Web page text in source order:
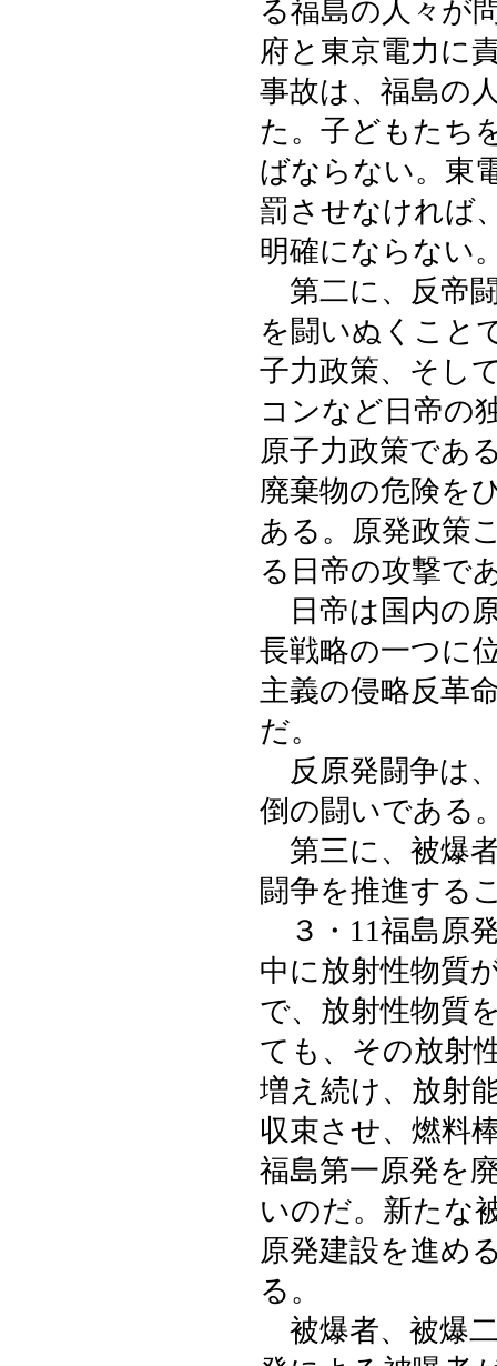
る福島の人々が
府と東京電力に
事故は、福島の
た。子どもたち
ばならない。東
罰させなければ
明確にならない
第二に、反帝
を闘いぬくこと
子力政策、そし
コンなど日帝の
原子力政策であ
廃棄物の危険を
ある。原発政策
る日帝の攻撃で
日帝は国内の
長戦略の一つに
主義の侵略反革
だ。
反原発闘争は
倒の闘いである
第三に、被爆
闘争を推進する
３・11福島原
中に放射性物質
で、放射性物質
ても、その放射
増え続け、放射
収束させ、燃料
福島第一原発を
いのだ。新たな
原発建設を進め
る。
被爆者、被爆